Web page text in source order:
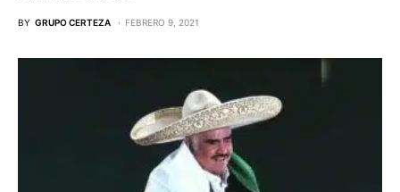
BY GRUPO CERTEZA FEBRERO 9, 2021